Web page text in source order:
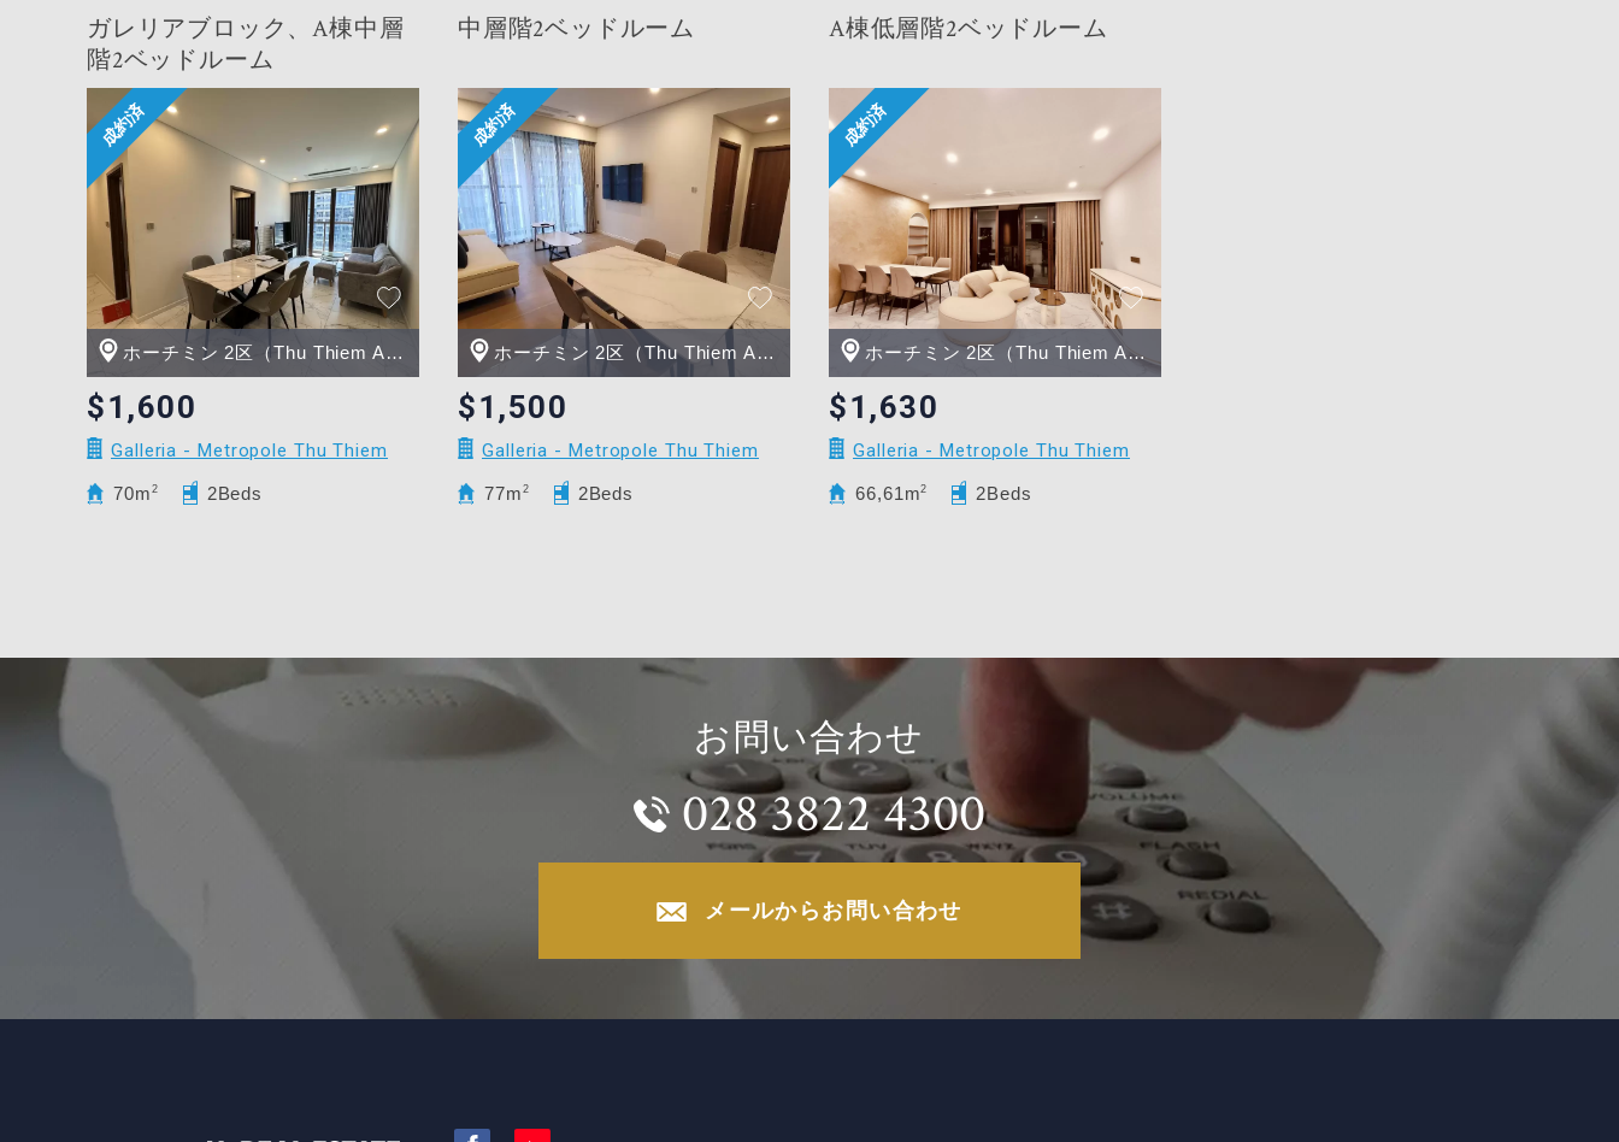
ガレリアブロック、A棟中層
階2ベッドルーム
ホーチミン 2区（Thu Thiem Area）
$1,600
Galleria - Metropole Thu Thiem
70m 2 2Beds
中層階2ベッドルーム
ホーチミン 2区（Thu Thiem Area）
$1,500
Galleria - Metropole Thu Thiem
77m 2 2Beds
A棟低層階2ベッドルーム
ホーチミン 2区（Thu Thiem Area）
$1,630
Galleria - Metropole Thu Thiem
66,61m2 2Beds
お問い合わせ
028 3822 4300
メールからお問い合わせ